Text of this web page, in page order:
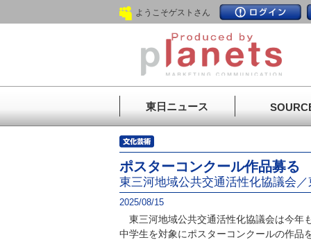
ようこそゲストさん
東日ニュース
ポスターコンクール作品募る
東三河地域公共交通活性化協議会
2025/08/15
東三河地域公共交通活性化協議会は今年
中学生を対象にポスターコンクールの作